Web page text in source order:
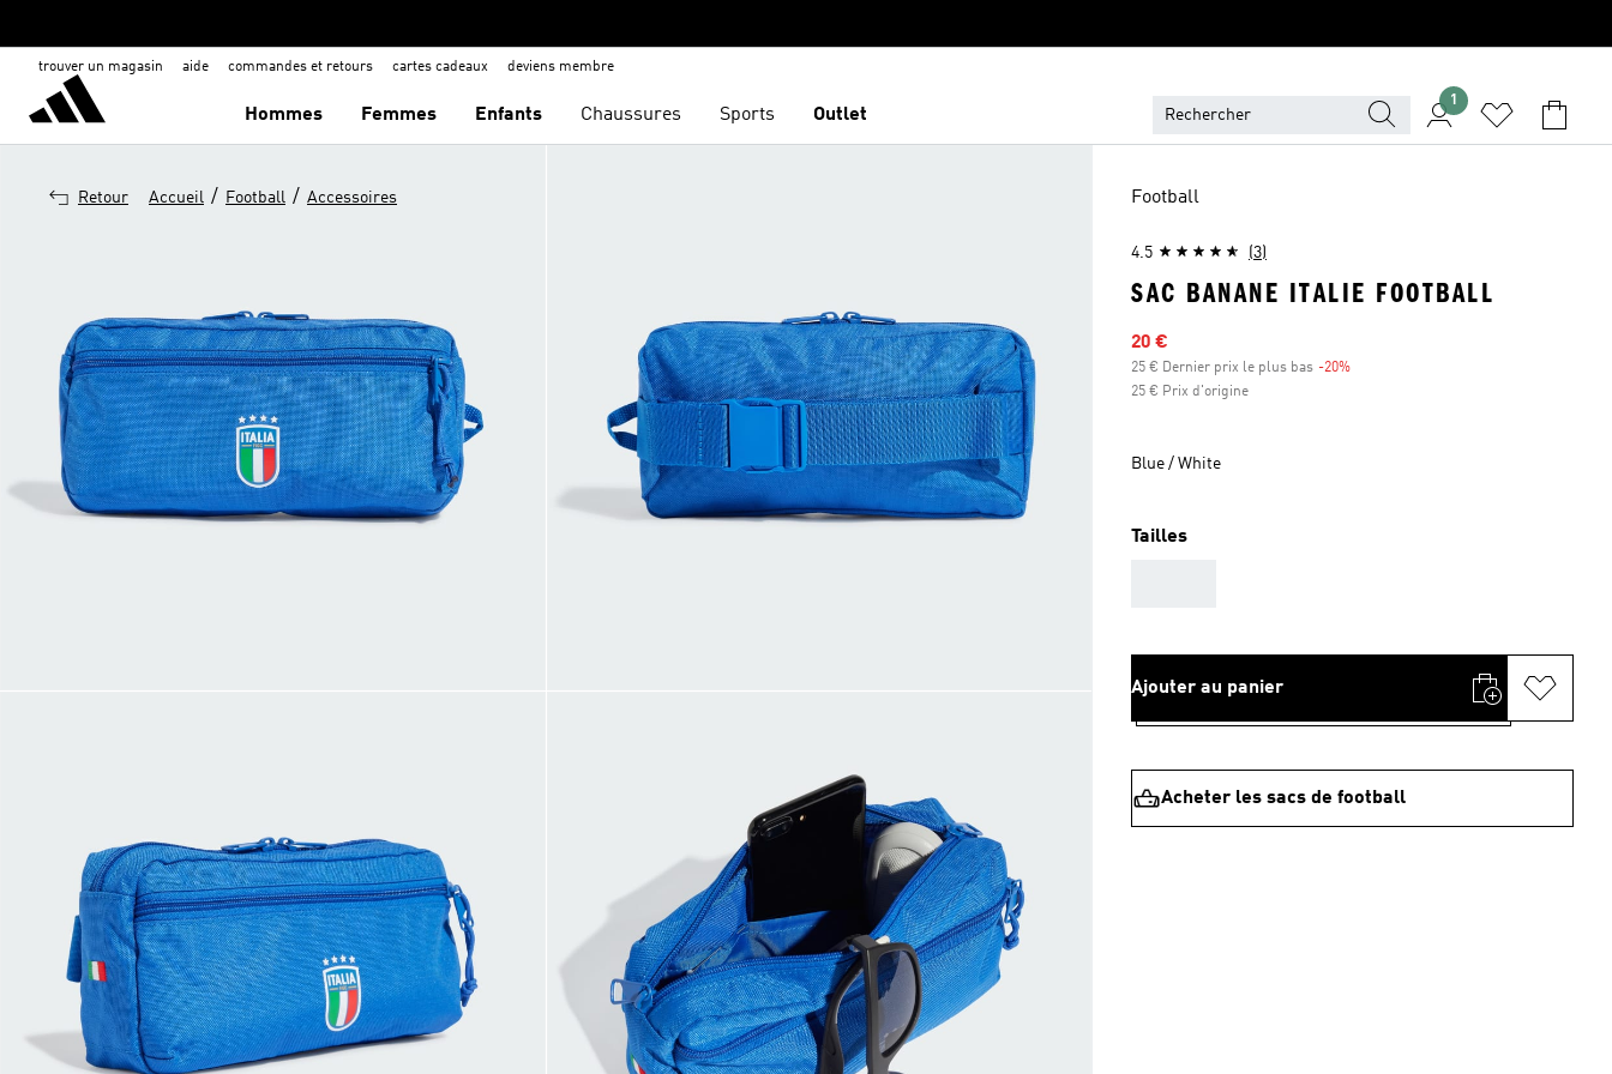
trouver un magasin aide commandes et retours cartes cadeaux deviens membre
Hommes Femmes Enfants Chaussures Sports Outlet
1
Retour Accueil / Football / Accessoires Football
4.5 (3)
SAC BANANE ITALIE FOOTBALL
Prix en promo
20 €
25 € Dernier prix le plus bas -20%
25 € Prix d'origine
Blue / White
Tailles
Ajouter au panier
Acheter les sacs de football